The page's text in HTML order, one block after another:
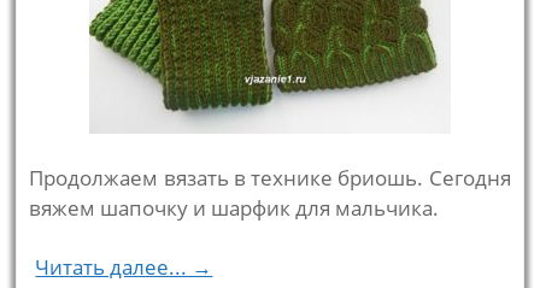
Продолжаем вязать в технике бриошь. Сегодня
вяжем шапочку и шарфик для мальчика.
Читать далее... →